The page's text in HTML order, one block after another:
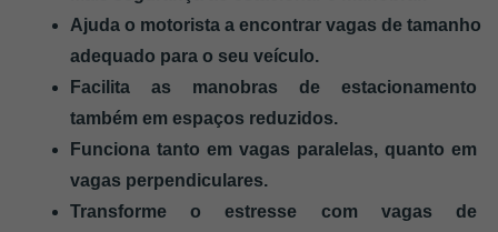
Ajuda o motorista a encontrar vagas de tamanho
adequado para o seu veículo.
Facilita as manobras de estacionamento
também em espaços reduzidos.
Funciona tanto em vagas paralelas, quanto em
vagas perpendiculares.
Transforme o estresse com vagas de